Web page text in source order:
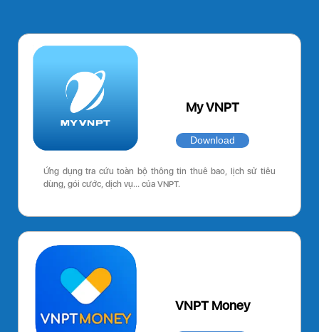
My VNPT
Download
Ứng dụng tra cứu toàn bộ thông tin thuê bao, lịch sử tiêu
dùng, gói cước, dịch vụ… của VNPT.
VNPT Money